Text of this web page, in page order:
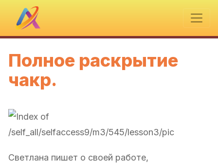
Полное раскрытие
чакр.
Светлана пишет о своей работе,